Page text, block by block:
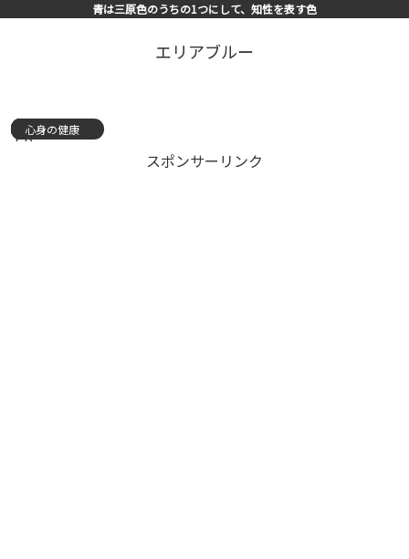
青は三原色のうちの1つにして、知性を表す色
エリアブルー
PR
スポンサーリンク
心身の健康
心身の健康
心身の健康
心身の健康
心身の健康
心身の健康
心身の健康
心身の健康
心身の健康
心身の健康
スキルアップ
心身の健康
心身の健康
心身の健康
心身の健康